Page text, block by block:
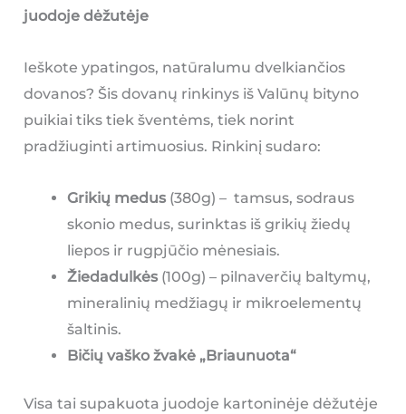
juodoje dėžutėje
Ieškote ypatingos, natūralumu dvelkiančios
dovanos? Šis dovanų rinkinys iš Valūnų bityno
puikiai tiks tiek šventėms, tiek norint
pradžiuginti artimuosius. Rinkinį sudaro:
Grikių medus (380g) – tamsus, sodraus
skonio medus, surinktas iš grikių žiedų
liepos ir rugpjūčio mėnesiais.
Žiedadulkės(100g) – pilnaverčių baltymų,
mineralinių medžiagų ir mikroelementų
šaltinis.
Bičių vaško žvakė „Briaunuota“
Visa tai supakuota juodoje kartoninėje dėžutėje